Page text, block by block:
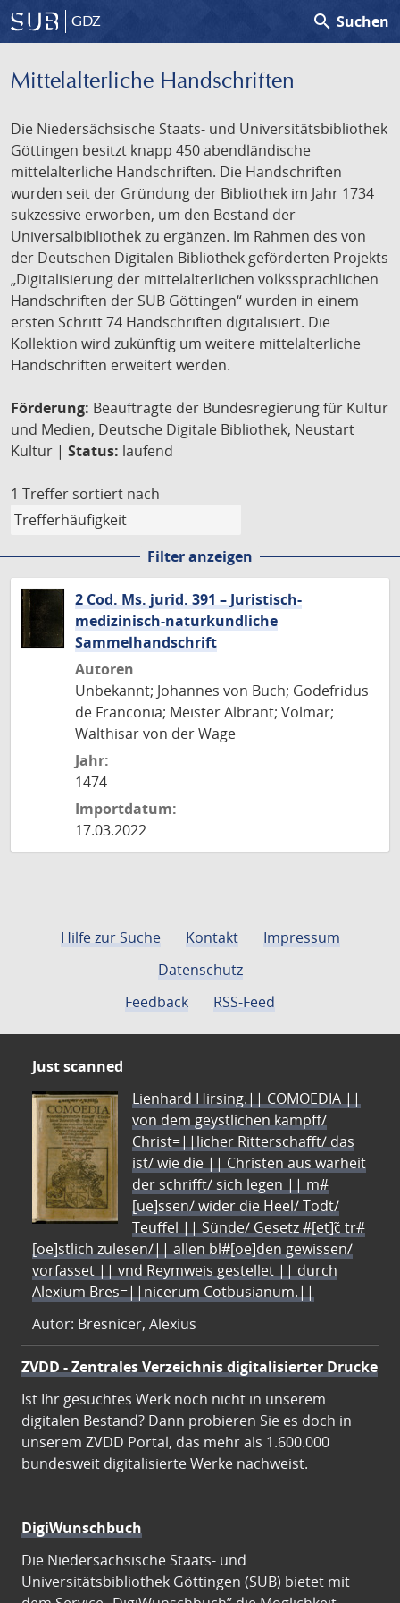
GDZ search Suchen
Mittelalterliche Handschriften
Die Niedersächsische Staats- und Universitätsbibliothek
Göttingen besitzt knapp 450 abendländische
mittelalterliche Handschriften. Die Handschriften
wurden seit der Gründung der Bibliothek im Jahr 1734
sukzessive erworben, um den Bestand der
Universalbibliothek zu ergänzen. Im Rahmen des von
der Deutschen Digitalen Bibliothek geförderten Projekts
„Digitalisierung der mittelalterlichen volkssprachlichen
Handschriften der SUB Göttingen“ wurden in einem
ersten Schritt 74 Handschriften digitalisiert. Die
Kollektion wird zukünftig um weitere mittelalterliche
Handschriften erweitert werden.
Förderung: Beauftragte der Bundesregierung für Kultur
und Medien, Deutsche Digitale Bibliothek, Neustart
Kultur | Status: laufend
1 Treffer sortiert nach
Filter anzeigen
2 Cod. Ms. jurid. 391 – Juristisch-
medizinisch-naturkundliche
Sammelhandschrift
Autoren
Unbekannt; Johannes von Buch; Godefridus
de Franconia; Meister Albrant; Volmar;
Walthisar von der Wage
Jahr:
1474
Importdatum:
17.03.2022
Hilfe zur Suche Kontakt
Impressum
Datenschutz
Feedback
RSS-Feed
Just scanned
Lienhard Hirsing.|| COMOEDIA ||
von dem geystlichen kampff/
Christ=||licher Ritterschafft/ das
ist/ wie die || Christen aus warheit
der schrifft/ sich legen || m#
[ue]ssen/ wider die Heel/ Todt/
Teuffel || Sünde/ Gesetz #[et]c̃ tr#
[oe]stlich zulesen/|| allen bl#[oe]den gewissen/
vorfasset || vnd Reymweis gestellet || durch
Alexium Bres=||nicerum Cotbusianum.||
Autor: Bresnicer, Alexius
ZVDD - Zentrales Verzeichnis digitalisierter Drucke
Ist Ihr gesuchtes Werk noch nicht in unserem
digitalen Bestand? Dann probieren Sie es doch in
unserem ZVDD Portal, das mehr als 1.600.000
bundesweit digitalisierte Werke nachweist.
DigiWunschbuch
Die Niedersächsische Staats- und
Universitätsbibliothek Göttingen (SUB) bietet mit